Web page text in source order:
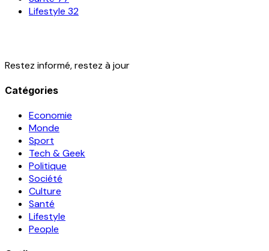
Lifestyle 32
Restez informé, restez à jour
Catégories
Economie
Monde
Sport
Tech & Geek
Politique
Société
Culture
Santé
Lifestyle
People